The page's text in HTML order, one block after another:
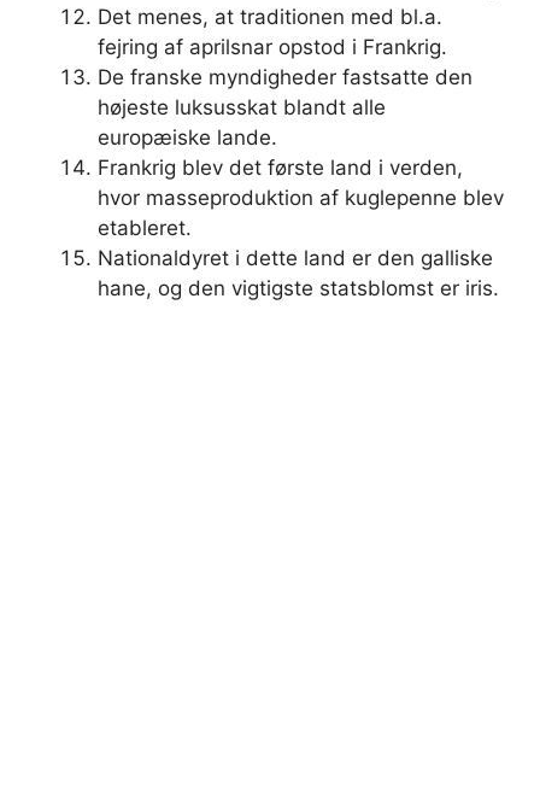
Det menes, at traditionen med bl.a.
fejring af aprilsnar opstod i Frankrig.
De franske myndigheder fastsatte den
højeste luksusskat blandt alle
europæiske lande.
Frankrig blev det første land i verden,
hvor masseproduktion af kuglepenne blev
etableret.
Nationaldyret i dette land er den galliske
hane, og den vigtigste statsblomst er iris.